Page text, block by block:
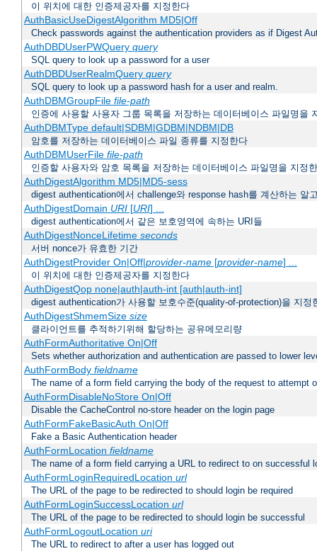
이 위치에 대한 인증제공자를 지정한다
AuthBasicUseDigestAlgorithm MD5|Off
Check passwords against the authentication providers as if Digest
AuthDBDUserPWQuery query
SQL query to look up a password for a user
AuthDBDUserRealmQuery query
SQL query to look up a password hash for a user and realm.
AuthDBMGroupFile file-path
인증에 사용할 사용자 그룹 목록을 저장하는 데이터베이스 파일명을
AuthDBMType default|SDBM|GDBM|NDBM|DB
암호를 저장하는 데이터베이스 파일 종류를 지정한다
AuthDBMUserFile file-path
인증할 사용자와 암호 목록을 저장하는 데이터베이스 파일명을 지정
AuthDigestAlgorithm MD5|MD5-sess
digest authentication에서 challenge와 response hash를 계산하는 알
AuthDigestDomain URI[URI] ...
digest authentication에서 같은 보호영역에 속하는 URI들
AuthDigestNonceLifetime seconds
서버 nonce가 유효한 기간
AuthDigestProvider On|Off|provider-name[provider-name] ...
이 위치에 대한 인증제공자를 지정한다
AuthDigestQop none|auth|auth-int [auth|auth-int]
digest authentication가 사용할 보호수준(quality-of-protection)을 지정
AuthDigestShmemSize size
클라이언트를 추적하기위해 할당하는 공유메모리량
AuthFormAuthoritative On|Off
Sets whether authorization and authentication are passed to lower
AuthFormBody fieldname
The name of a form field carrying the body of the request to attempt
AuthFormDisableNoStore On|Off
Disable the CacheControl no-store header on the login page
AuthFormFakeBasicAuth On|Off
Fake a Basic Authentication header
AuthFormLocation fieldname
The name of a form field carrying a URL to redirect to on successful
AuthFormLoginRequiredLocation url
The URL of the page to be redirected to should login be required
AuthFormLoginSuccessLocation url
The URL of the page to be redirected to should login be successful
AuthFormLogoutLocation uri
The URL to redirect to after a user has logged out